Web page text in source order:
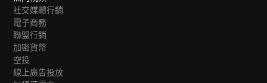
社交媒體行銷
電子商務
聯盟行銷
加密貨幣
空投
線上廣告投放